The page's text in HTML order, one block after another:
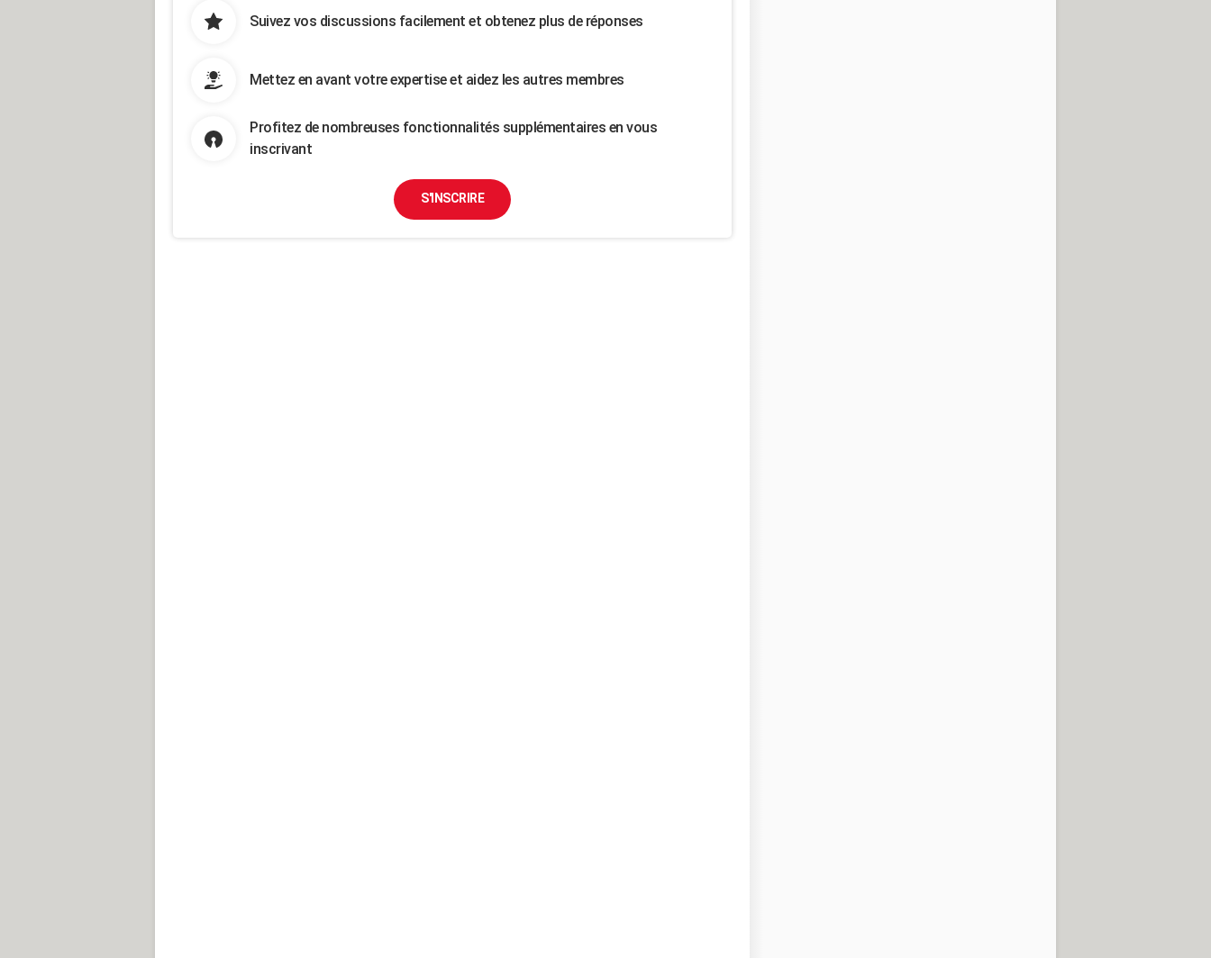
Suivez vos discussions facilement et obtenez plus de réponses
Mettez en avant votre expertise et aidez les autres membres
Profitez de nombreuses fonctionnalités supplémentaires en vous
inscrivant
S'INSCRIRE